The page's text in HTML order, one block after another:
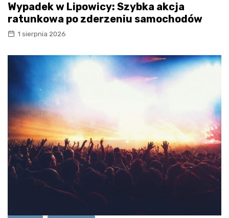
Wypadek w Lipowicy: Szybka akcja
ratunkowa po zderzeniu samochodów
1 sierpnia 2026